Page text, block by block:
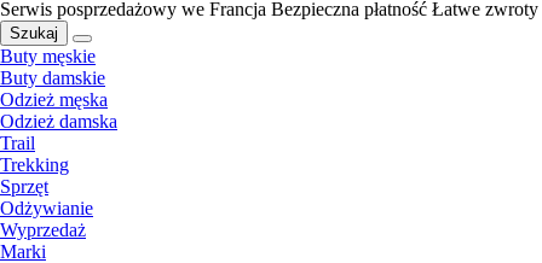
Serwis posprzedażowy we Francja Bezpieczna płatność Łatwe zwroty
Szukaj
Buty męskie
Buty damskie
Odzież męska
Odzież damska
Trail
Trekking
Sprzęt
Odżywianie
Wyprzedaż
Marki